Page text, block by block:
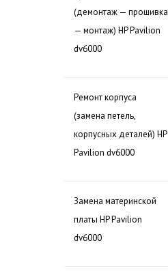
(демонтаж — прошивка
— монтаж) HP Pavilion
dv6000
Ремонт корпуса
(замена петель,
корпусных деталей) HP
Pavilion dv6000
Замена материнской
платы HP Pavilion
dv6000